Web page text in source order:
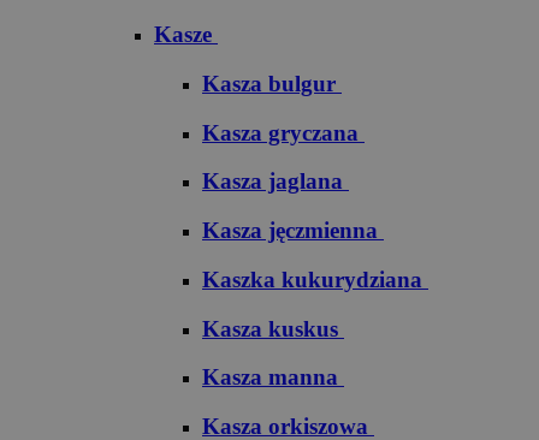
Kasze
Kasza bulgur
Kasza gryczana
Kasza jaglana
Kasza jęczmienna
Kaszka kukurydziana
Kasza kuskus
Kasza manna
Kasza orkiszowa